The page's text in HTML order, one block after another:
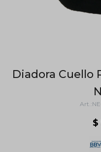
Diadora Cuello
$